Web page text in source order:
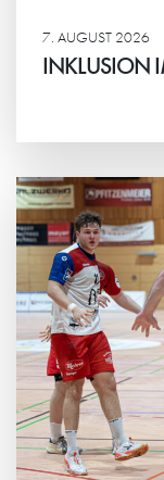
7. AUGUST 2026
INKLUSION